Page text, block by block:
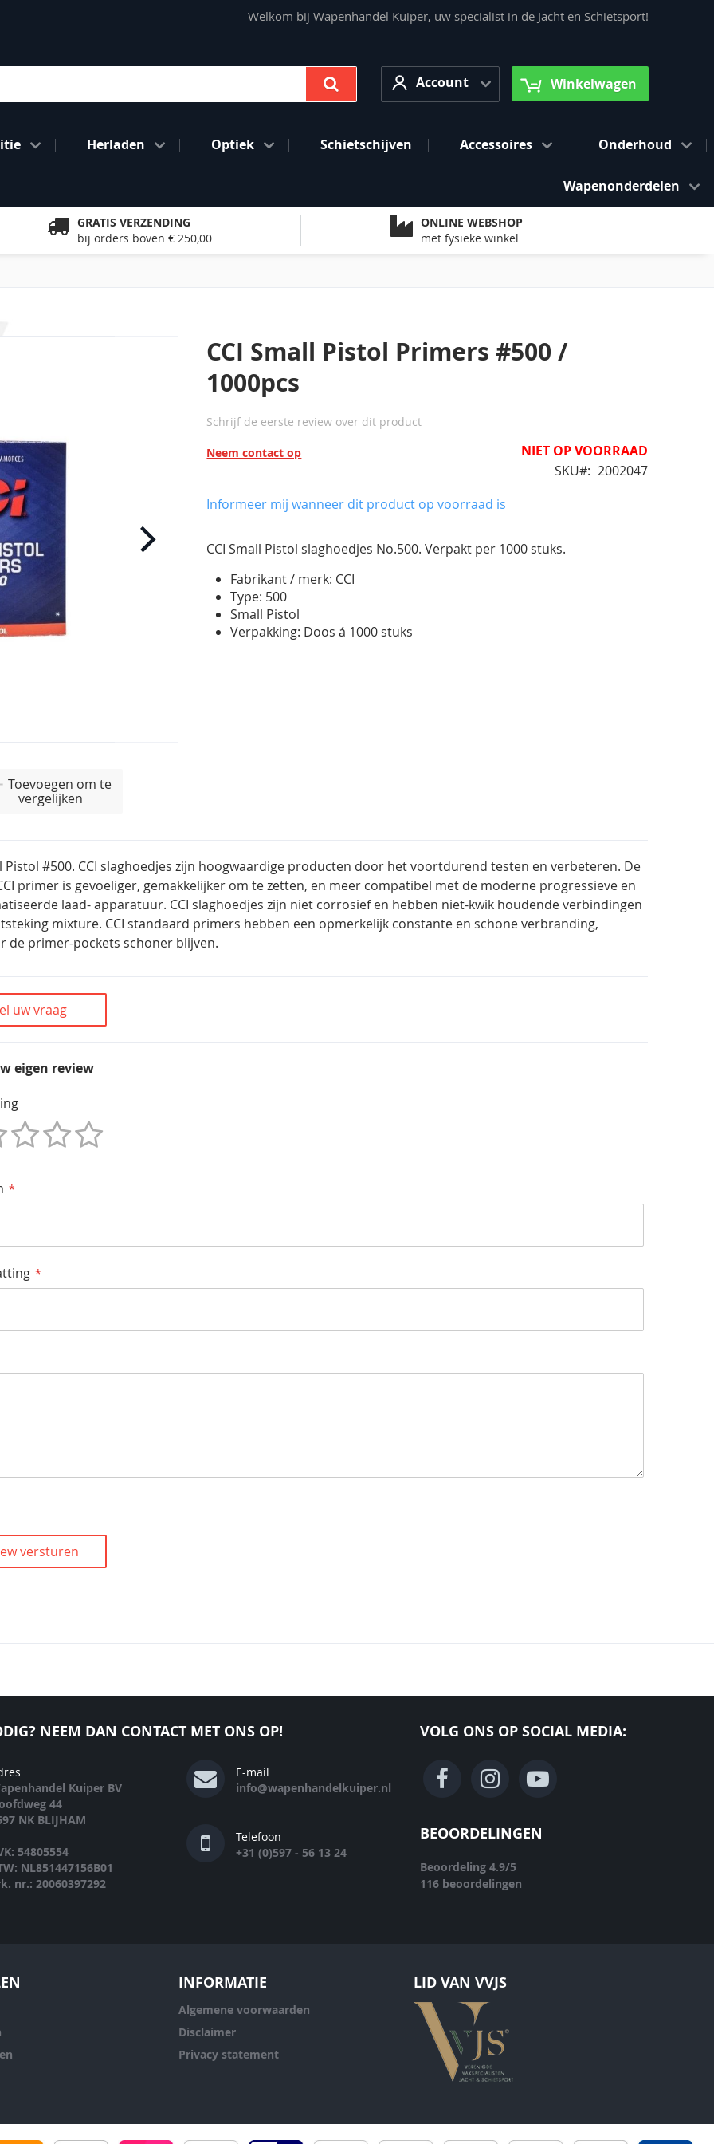
Welkom bij Wapenhandel Kuiper, uw specialist in de Jacht en Schietsport!
AccountAccount Winkelwagen
Herladen Optiek Schietschijven Accessoires Onderhoud
Wapenonderdelen
GRATIS VERZENDING
bij orders boven € 250,00
ONLINE WEBSHOP
met fysieke winkel
Toevoegen om te
vergelijken
CCI Small Pistol Primers #500 /
1000pcs
Schrijf de eerste review over dit product
Neem contact op
NIET OP VOORRAAD
SKU
2002047
Informeer mij wanneer dit product op voorraad is
CCI Small Pistol slaghoedjes No.500. Verpakt per 1000 stuks.
Fabrikant / merk: CCI
Type: 500
Small Pistol
Verpakking: Doos á 1000 stuks
Pistol #500. CCI slaghoedjes zijn hoogwaardige producten door het voortdurend testen en verbeteren. De
primer is gevoeliger, gemakkelijker om te zetten, en meer compatibel met de moderne progressieve en
laad- apparatuur. CCI slaghoedjes zijn niet corrosief en hebben niet-kwik houdende verbindingen
mixture. CCI standaard primers hebben een opmerkelijk constante en schone verbranding,
de primer-pockets schoner blijven.
uw vraag
eigen review
versturen
NEEM DAN CONTACT MET ONS OP!
Kuiper BV
44
NK BLIJHAM
54805554
NL851447156B01
nr.: 20060397292
E-mail
info@wapenhandelkuiper.nl
Telefoon
+31 (0)597 - 56 13 24
VOLG ONS OP SOCIAL MEDIA:
BEOORDELINGEN
Beoordeling 4.9/5
116 beoordelingen
INFORMATIE
Algemene voorwaarden
Disclaimer
Privacy statement
LID VAN VVJS